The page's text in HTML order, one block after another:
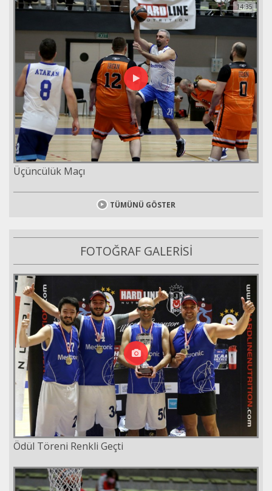
Üçüncülük Maçı
14:35
TÜMÜNÜ GÖSTER
FOTOĞRAF GALERİSİ
Ödül Töreni Renkli Geçti